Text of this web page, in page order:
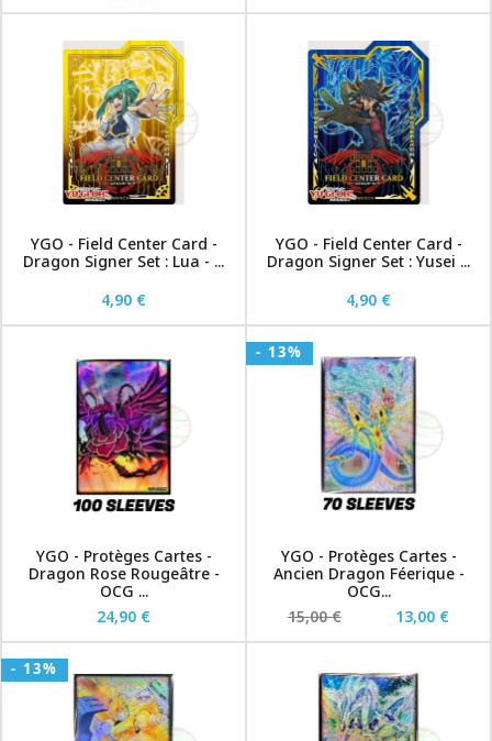
YGO - Field Center Card -
Dragon Signer Set : Lua - ...
4,90 €
YGO - Field Center Card -
Dragon Signer Set : Yusei ...
4,90 €
YGO - Protèges Cartes -
Dragon Rose Rougeâtre -
OCG ...
24,90 €
- 13%
YGO - Protèges Cartes -
Ancien Dragon Féerique -
OCG...
15,00 €
13,00 €
- 13%